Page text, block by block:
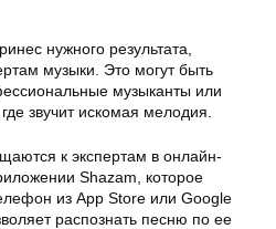
нужного результата,
музыки. Это могут быть
музыканты или
звучит искомая мелодия.
к экспертам в онлайн-
Shazam, которое
из App Store или Google
распознать песню по ее